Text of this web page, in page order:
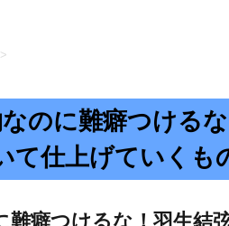
>
のに難癖つける
て仕上げていくも
難癖つけるな！羽生結